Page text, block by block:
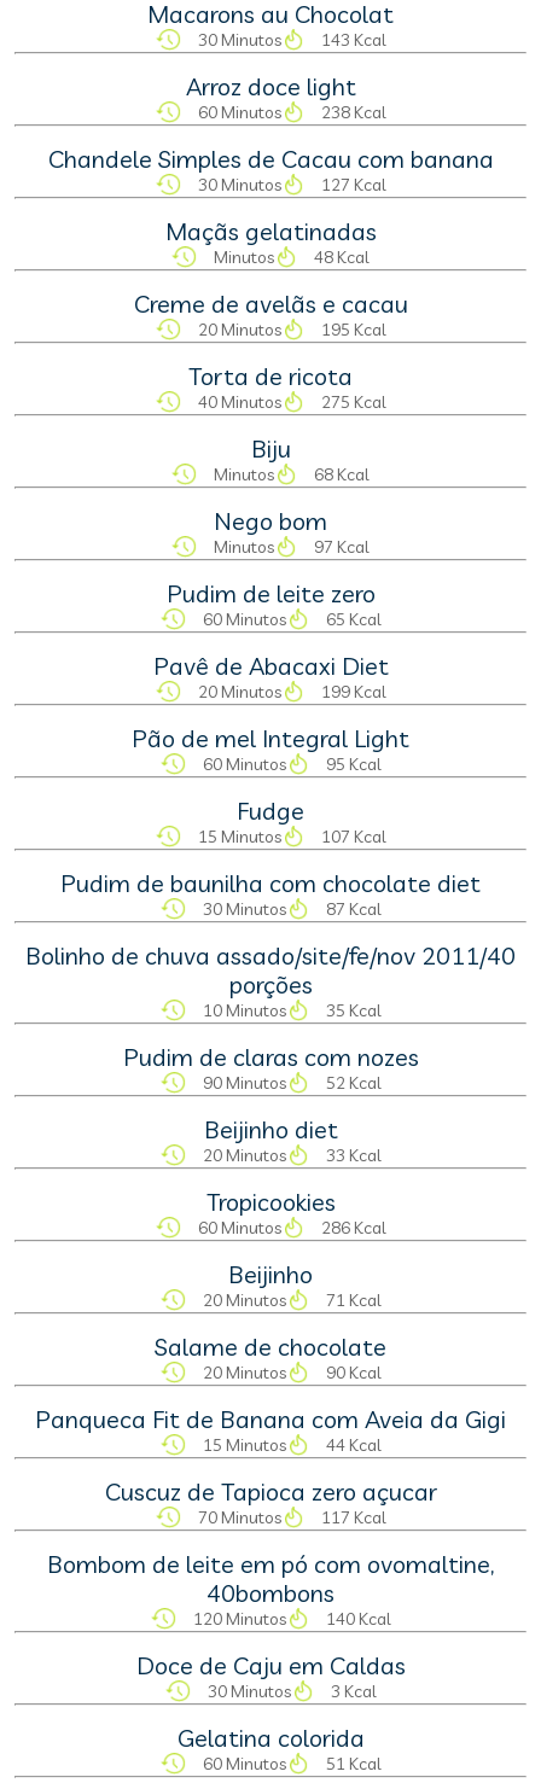
Macarons au Chocolat
30 Minutos 143 Kcal
Arroz doce light
60 Minutos 238 Kcal
Chandele Simples de Cacau com banana
30 Minutos 127 Kcal
Maçãs gelatinadas
Minutos 48 Kcal
Creme de avelãs e cacau
20 Minutos 195 Kcal
Torta de ricota
40 Minutos 275 Kcal
Biju
Minutos 68 Kcal
Nego bom
Minutos 97 Kcal
Pudim de leite zero
60 Minutos 65 Kcal
Pavê de Abacaxi Diet
20 Minutos 199 Kcal
Pão de mel Integral Light
60 Minutos 95 Kcal
Fudge
15 Minutos 107 Kcal
Pudim de baunilha com chocolate diet
30 Minutos 87 Kcal
Bolinho de chuva assado/site/fe/nov 2011/40
porções
10 Minutos 35 Kcal
Pudim de claras com nozes
90 Minutos 52 Kcal
Beijinho diet
20 Minutos 33 Kcal
Tropicookies
60 Minutos 286 Kcal
Beijinho
20 Minutos 71 Kcal
Salame de chocolate
20 Minutos 90 Kcal
Panqueca Fit de Banana com Aveia da Gigi
15 Minutos 44 Kcal
Cuscuz de Tapioca zero açucar
70 Minutos 117 Kcal
Bombom de leite em pó com ovomaltine,
40bombons
120 Minutos 140 Kcal
Doce de Caju em Caldas
30 Minutos 3 Kcal
Gelatina colorida
60 Minutos 51 Kcal